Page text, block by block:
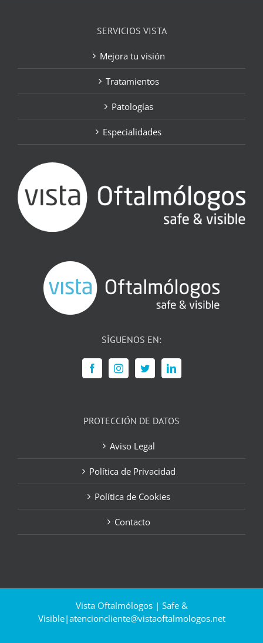
SERVICIOS VISTA
Mejora tu visión
Tratamientos
Patologías
Especialidades
SÍGUENOS EN:
PROTECCIÓN DE DATOS
Aviso Legal
Política de Privacidad
Política de Cookies
Contacto
Vista Oftalmólogos | Safe &
Visible|atencioncliente@vistaoftalmologos.net